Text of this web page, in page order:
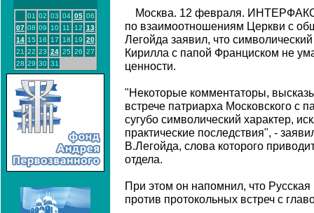
01 02 03 04 05 06
07 08 09 10 11 12 13
14 15 16 17 18 19 20
21 22 23 24 25 26 27
28 29 30 31
Москва. 12 февраля. ИНТЕРФАКС
по взаимоотношениям Церкви с
Легойда заявил, что
Кирилла с папой Франциском не
ценности.
"Некоторые комментаторы,
встрече патриарха Московского с
сугубо символический характер,
практические последствия", -
В.Легойда, слова которого
отдела.
При этом он напомнил, что Русская
против протокольных встреч с